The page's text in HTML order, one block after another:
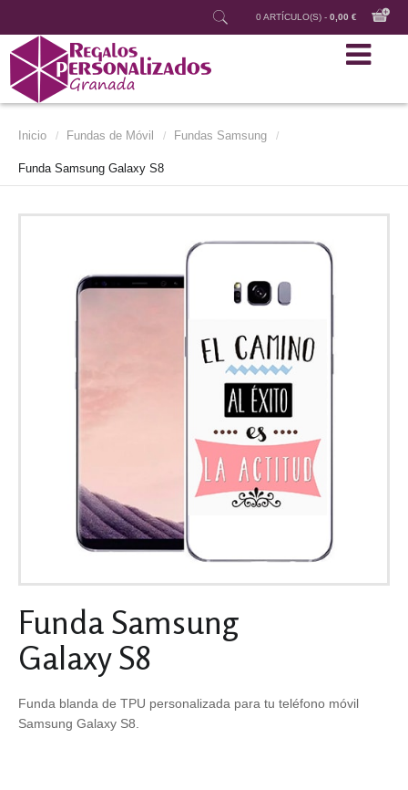
0 ARTÍCULO(S) - 0,00 €
Inicio / Fundas de Móvil / Fundas Samsung /
Funda Samsung Galaxy S8
Funda Samsung
Galaxy S8
Funda blanda de TPU personalizada para tu teléfono móvil
Samsung Galaxy S8.